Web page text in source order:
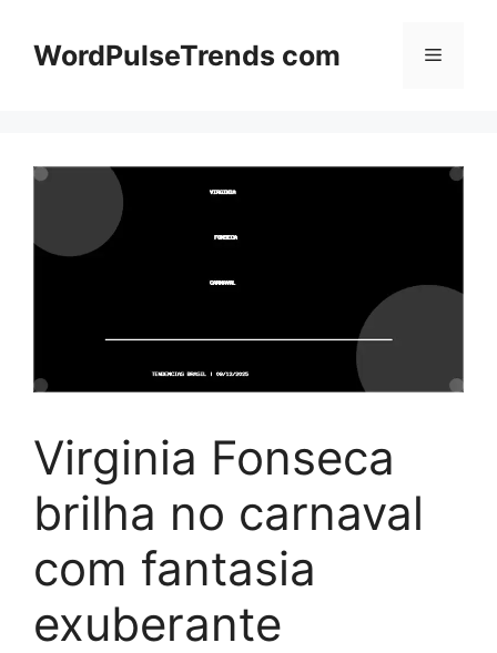
paraWordPulseTrends com Menu
Virginia Fonseca
brilha no carnaval
com fantasia
exuberante